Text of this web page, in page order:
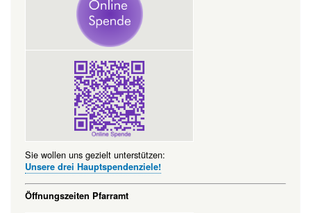
Sie wollen uns gezielt unterstützen:
Unsere drei Hauptspendenziele!
Öffnungszeiten Pfarramt